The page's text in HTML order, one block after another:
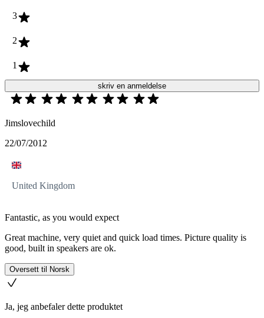
3
2
1
skriv en anmeldelse
Jimslovechild
22/07/2012
United Kingdom
Fantastic, as you would expect
Great machine, very quiet and quick load times. Picture quality is
good, built in speakers are ok.
Oversett til Norsk
Ja, jeg anbefaler dette produktet